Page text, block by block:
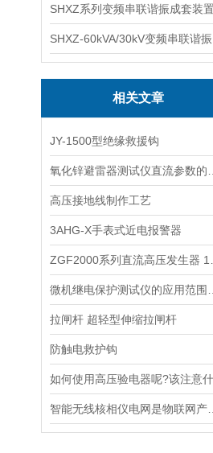
SHXZ系列变频串联谐振成套装置
相关文章
JY-1500型绝缘救援钩
高压接地线制作工艺
3AHG-X手表式近电报警器
拉闸杆 超轻型伸缩拉闸杆
防触电救护钩
如何使用高压验电器呢?该注意